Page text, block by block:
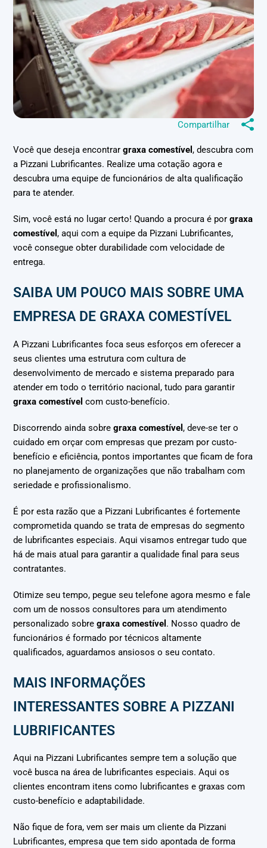
Compartilhar
Você que deseja encontrargraxa comestível, descubra com
a Pizzani Lubrificantes. Realize uma cotação agora e
descubra uma equipe de funcionários de alta qualificação
para te atender.
Sim, você está no lugar certo! Quando a procura é porgraxa
comestível, aqui com a equipe da Pizzani Lubrificantes,
você consegue obter durabilidade com velocidade de
entrega.
SAIBA UM POUCO MAIS SOBRE UMA
EMPRESA DE GRAXA COMESTÍVEL
A Pizzani Lubrificantes foca seus esforços em oferecer a
seus clientes uma estrutura com cultura de
desenvolvimento de mercado e sistema preparado para
atender em todo o território nacional, tudo para garantir
graxa comestível com custo-benefício.
Discorrendo ainda sobregraxa comestível, deve-se ter o
cuidado em orçar com empresas que prezam por custo-
benefício e eficiência, pontos importantes que ficam de fora
no planejamento de organizações que não trabalham com
seriedade e profissionalismo.
É por esta razão que a Pizzani Lubrificantes é fortemente
comprometida quando se trata de empresas do segmento
de lubrificantes especiais. Aqui visamos entregar tudo que
há de mais atual para garantir a qualidade final para seus
contratantes.
Otimize seu tempo, pegue seu telefone agora mesmo e fale
com um de nossos consultores para um atendimento
personalizado sobregraxa comestível . Nosso quadro de
funcionários é formado por técnicos altamente
qualificados, aguardamos ansiosos o seu contato.
MAIS INFORMAÇÕES
INTERESSANTES SOBRE A PIZZANI
LUBRIFICANTES
Aqui na Pizzani Lubrificantes sempre tem a solução que
você busca na área de lubrificantes especiais. Aqui os
clientes encontram itens como lubrificantes e graxas com
custo-benefício e adaptabilidade.
Não fique de fora, vem ser mais um cliente da Pizzani
Lubrificantes, empresa que tem sido apontada de forma